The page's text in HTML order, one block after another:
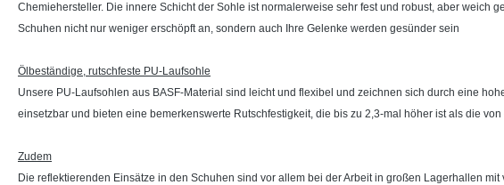
Chemiehersteller. Die innere Schicht der Sohle ist normalerweise sehr fest und robust, aber weich
Schuhen nicht nur weniger erschöpft an, sondern auch Ihre Gelenke werden gesünder sein
Ölbeständige, rutschfeste PU-Laufsohle
Unsere PU-Laufsohlen aus BASF-Material sind leicht und flexibel und zeichnen sich durch eine
einsetzbar und bieten eine bemerkenswerte Rutschfestigkeit, die bis zu 2,3-mal höher ist als die
Zudem
Die reflektierenden Einsätze in den Schuhen sind vor allem bei der Arbeit in großen Lagerhallen